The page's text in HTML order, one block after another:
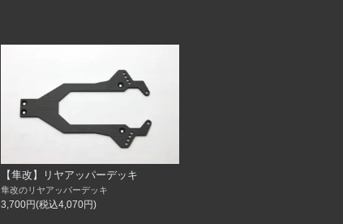
【隼改】リヤアッパーデッキ
隼改のリヤアッパーデッキ
3,700円(税込4,070円)